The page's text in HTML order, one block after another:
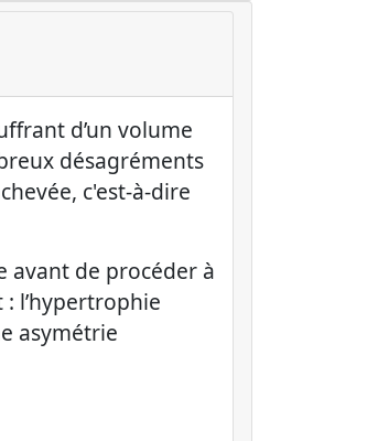
d’un volume
désagréments
c'est-à-dire
avant de procéder à
l’hypertrophie
asymétrie